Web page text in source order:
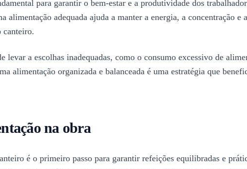
para garantir o bem-estar e a produtividade dos
alimentação adequada ajuda a manter a energia, a concentração
canteiro.
levar a escolhas inadequadas, como o consumo excessivo de
alimentação organizada e balanceada é uma estratégia que
na obra
é o primeiro passo para garantir refeições equilibradas e